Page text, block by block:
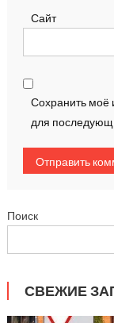
Сайт
Сохранить моё
для
Поиск
СВЕЖИЕ